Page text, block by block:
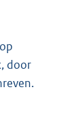
door